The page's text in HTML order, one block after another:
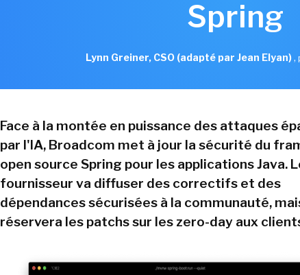
Spring
Lynn Greiner, CSO (adapté par Jean Elyan),
Face à la montée en puissance des attaques
par l'IA, Broadcom met à jour la sécurité du
open source Spring pour les applications Java.
fournisseur va diffuser des correctifs et des
dépendances sécurisées à la communauté,
réservera les patchs sur les zero-day aux